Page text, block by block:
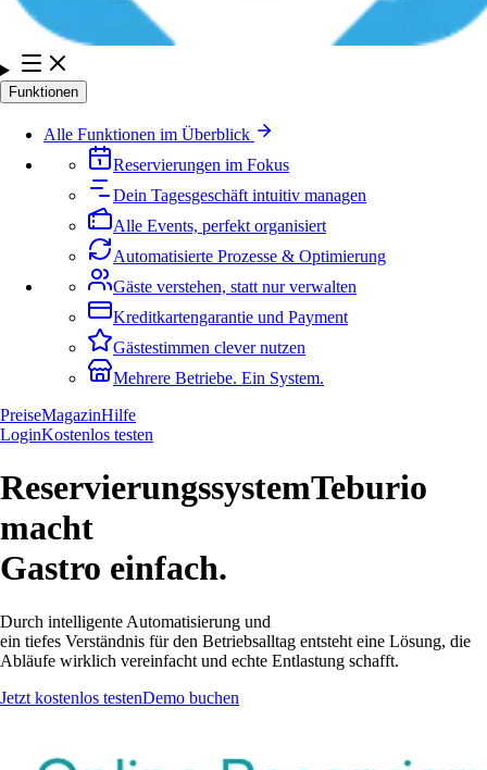
Funktionen
Alle Funktionen im Überblick
Reservierungen im Fokus
Dein Tagesgeschäft intuitiv managen
Alle Events, perfekt organisiert
Automatisierte Prozesse & Optimierung
Gäste verstehen, statt nur verwalten
Kreditkartengarantie und Payment
Gästestimmen clever nutzen
Mehrere Betriebe. Ein System.
PreiseMagazinHilfe
LoginKostenlos testen
ReservierungssystemTeburio
macht
Gastro einfach.
Durch intelligente Automatisierung und
ein tiefes Verständnis für den Betriebsalltag entsteht eine Lösung, die
Abläufe wirklich vereinfacht und echte Entlastung schafft.
Jetzt kostenlos testenDemo buchen